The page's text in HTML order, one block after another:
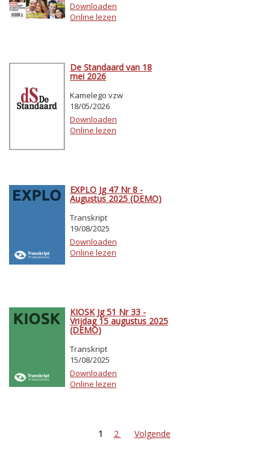
Downloaden
Online lezen
De Standaard van 18
mei 2026
Kamelego vzw
18/05/2026
Downloaden
Online lezen
EXPLO Jg 47 Nr 8 -
Augustus 2025 (DEMO)
Transkript
19/08/2025
Downloaden
Online lezen
KIOSK Jg 51 Nr 33 -
Vrijdag 15 augustus 2025
(DEMO)
Transkript
15/08/2025
Downloaden
Online lezen
1 2 Volgende